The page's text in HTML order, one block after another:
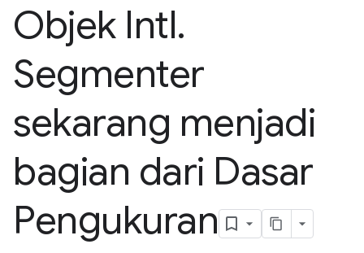
Objek Intl.
Segmenter
sekarang menjadi
bagian dari Dasar
Pengukuran